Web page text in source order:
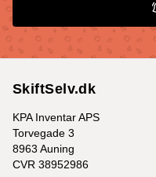
SkiftSelv.dk
KPA Inventar APS
Torvegade 3
8963 Auning
CVR 38952986